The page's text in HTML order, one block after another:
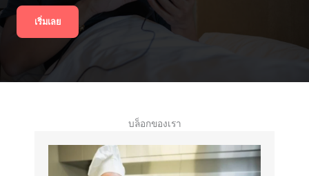
เริ่มเลย
บล็อกของเรา